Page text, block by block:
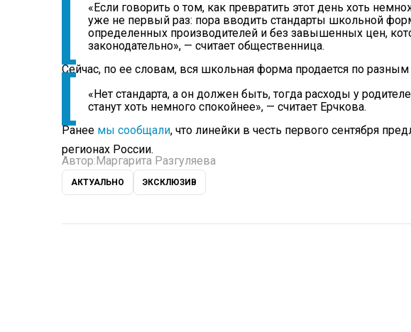
«Если говорить о том, как превратить этот день хоть
уже не первый раз: пора вводить стандарты школьной
определенных производителей и без завышенных цен,
законодательно», — считает общественница.
Сейчас, по ее словам, вся школьная форма продается по
«Нет стандарта, а он должен быть, тогда расходы у
станут хоть немного спокойнее», — считает Ерчкова.
Ранее мы сообщали, что линейки в честь первого сентября
регионах России.
Автор: Маргарита Разгуляева
АКТУАЛЬНО ЭКСКЛЮЗИВ